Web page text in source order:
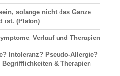
solange nicht das Ganze
ist. (Platon)
Verlauf und Therapien
Intoleranz? Pseudo-Allergie?
& Therapien